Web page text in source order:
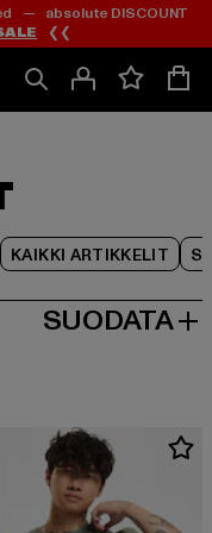
— absolute DISCOUNT
❮❮
KAIKKI ARTIKKELIT
SUODATA